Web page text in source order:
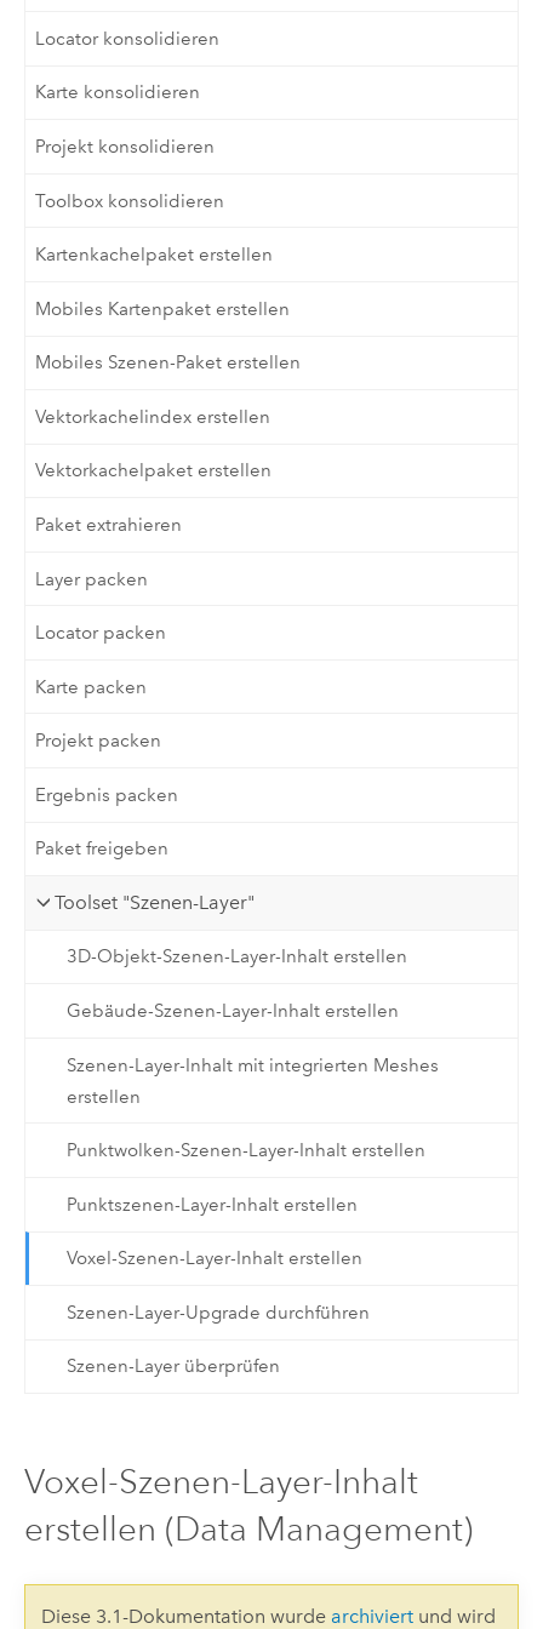
Locator konsolidieren
Karte konsolidieren
Projekt konsolidieren
Toolbox konsolidieren
Kartenkachelpaket erstellen
Mobiles Kartenpaket erstellen
Mobiles Szenen-Paket erstellen
Vektorkachelindex erstellen
Vektorkachelpaket erstellen
Paket extrahieren
Layer packen
Locator packen
Karte packen
Projekt packen
Ergebnis packen
Paket freigeben
Toolset "Szenen-Layer"
3D-Objekt-Szenen-Layer-Inhalt erstellen
Gebäude-Szenen-Layer-Inhalt erstellen
Szenen-Layer-Inhalt mit integrierten Meshes
erstellen
Punktwolken-Szenen-Layer-Inhalt erstellen
Punktszenen-Layer-Inhalt erstellen
Voxel-Szenen-Layer-Inhalt erstellen
Szenen-Layer-Upgrade durchführen
Szenen-Layer überprüfen
Voxel-Szenen-Layer-Inhalt
erstellen (Data Management)
Diese 3.1-Dokumentation wurde archiviertund wird